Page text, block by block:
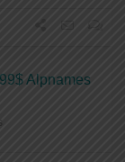
Alpnames